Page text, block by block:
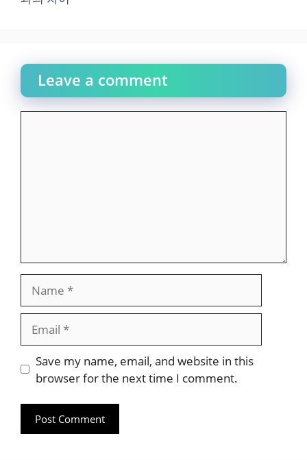
Leave a comment
Website
Save my name, email, and website in this
browser for the next time I comment.